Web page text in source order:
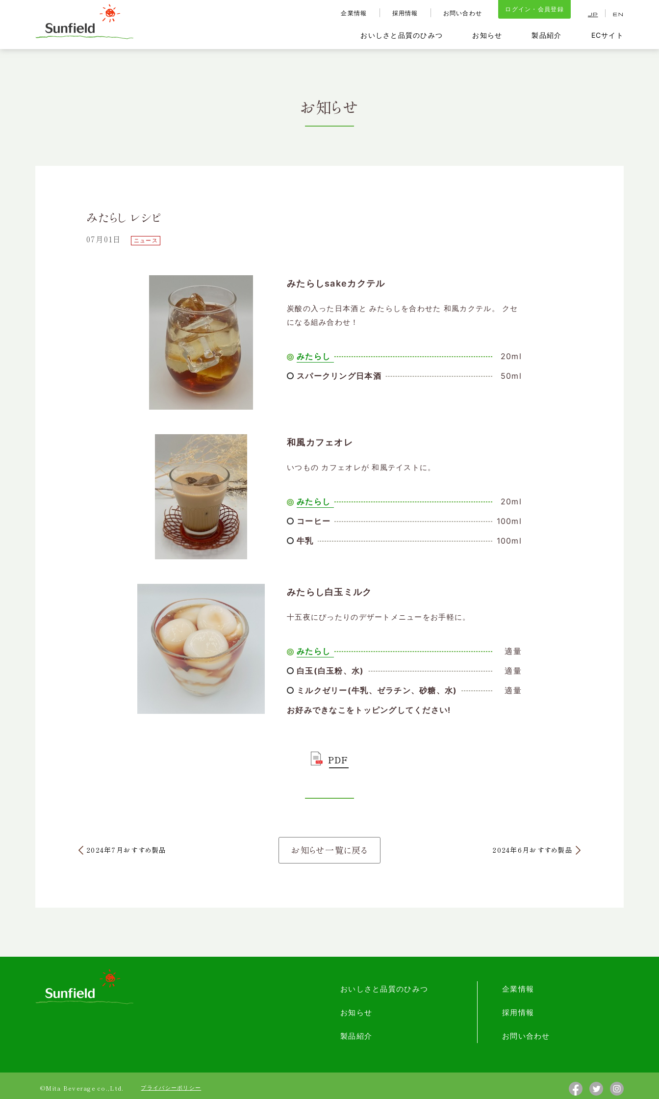
企業情報 採用情報 お問い合わせ
ログイン・会員登録
JP EN
おいしさと品質のひみつ お知らせ 製品紹介 ECサイト
お知らせ
みたらし レシピ
07月01日 ニュース
みたらしsakeカクテル
炭酸の入った日本酒と みたらしを合わせた 和風カクテル。 クセ
になる組み合わせ！
みたらし
20ml
スパークリング日本酒
50ml
和風カフェオレ
いつもの カフェオレが 和風テイストに。
みたらし
20ml
コーヒー
100ml
牛乳
100ml
みたらし白玉ミルク
十五夜にぴったりのデザートメニューをお手軽に。
みたらし
適量
白玉(白玉粉、水)
適量
ミルクゼリー(牛乳、ゼラチン、砂糖、水)
適量
お好みできなこをトッピングしてください!
PDF
2024年7月おすすめ製品 お知らせ一覧に戻る 2024年6月おすすめ製品
おいしさと品質のひみつ
お知らせ
製品紹介
企業情報
採用情報
お問い合わせ
©Mita Beverage co.,Ltd. プライバシーポリシー